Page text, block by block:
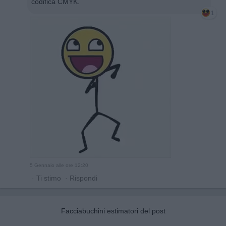
1
5 Gennaio alle ore 12:20
· Ti stimo · Rispondi
Facciabuchini estimatori del post